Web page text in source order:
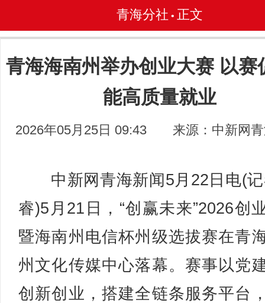
青海分社 • 正文
青海海南州举办创业大赛 以赛
能高质量就业
2026年05月25日 09:43 来源：中新网
中新网青海新闻5月22日电(记
睿)5月21日，“创赢未来”2026创
暨海南州电信杯州级选拔赛在青
州文化传媒中心落幕。赛事以党
创新创业，搭建全链条服务平台